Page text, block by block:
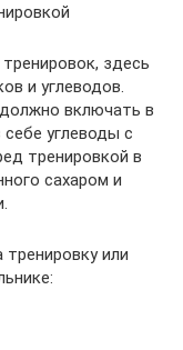
здесь
и углеводов.
включать в
углеводы с
тренировкой в
сахаром и
или